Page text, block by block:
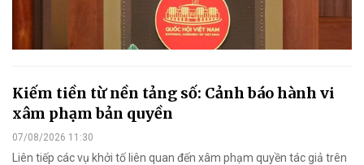
Kiếm tiền từ nền tảng số: Cảnh báo hành vi
xâm phạm bản quyền
07/08/2026 11:30
Liên tiếp các vụ khởi tố liên quan đến xâm phạm quyền tác giả trên